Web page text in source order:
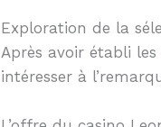
Exploration de la
Après avoir établi
intéresser à